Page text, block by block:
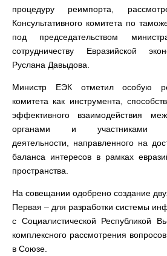
процедуру реимпорта,
Консультативного комитета по
под председательством
сотрудничеству Евразийской
Руслана Давыдова.
Министр ЕЭК отметил особую
комитета как инструмента,
эффективного взаимодействия
органами и участниками
деятельности, направленного на
баланса интересов в рамках
пространства.
На совещании одобрено создание
Первая – для разработки системы
с Социалистической Республикой
комплексного рассмотрения
в Союзе.